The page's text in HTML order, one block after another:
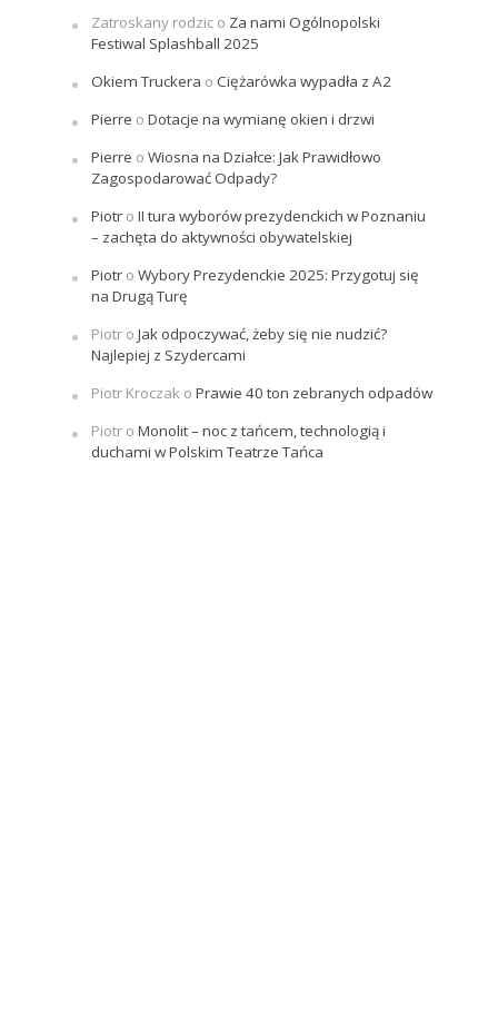
Zatroskany rodzico Za nami Ogólnopolski
Festiwal Splashball 2025
Okiem Truckera o Ciężarówka wypadła z A2
Pierre o Dotacje na wymianę okien i drzwi
Pierre o Wiosna na Działce: Jak Prawidłowo
Zagospodarować Odpady?
Piotro II tura wyborów prezydenckich w Poznaniu
– zachęta do aktywności obywatelskiej
Piotro Wybory Prezydenckie 2025: Przygotuj się
na Drugą Turę
Piotro Jak odpoczywać, żeby się nie nudzić?
Najlepiej z Szydercami
Piotr Kroczako Prawie 40 ton zebranych odpadów
Piotro Monolit – noc z tańcem, technologią i
duchami w Polskim Teatrze Tańca